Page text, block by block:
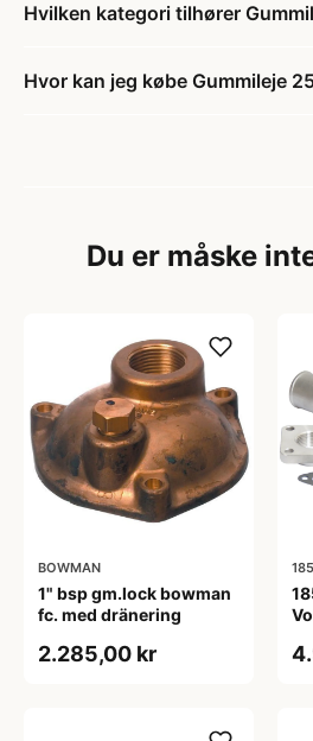
Hvilken kategori tilhører
Hvor kan jeg købe Gummileje
Du er måske
BOWMAN
1" bsp gm.lock bowman
fc. med dränering
2.285,00 kr